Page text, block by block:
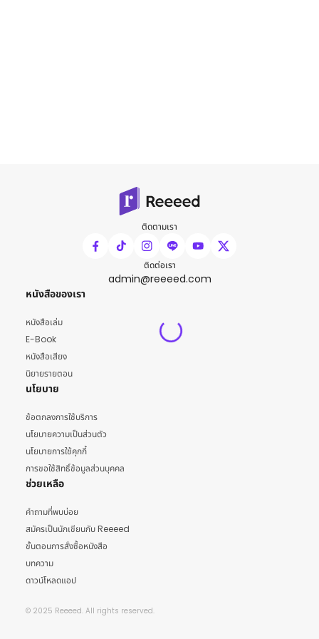
ติดตามเรา
ติดต่อเรา
admin@reeeed.com
หนังสือของเรา
หนังสือเล่ม
E-Book
หนังสือเสียง
นิยายรายตอน
นโยบาย
ข้อตกลงการใช้บริการ
นโยบายความเป็นส่วนตัว
นโยบายการใช้คุกกี้
การขอใช้สิทธิ์ข้อมูลส่วนบุคคล
ช่วยเหลือ
คำถามที่พบบ่อย
สมัครเป็นนักเขียนกับ Reeeed
ขั้นตอนการสั่งซื้อหนังสือ
บทความ
ดาวน์โหลดแอป
© 2025 Reeeed. All rights reserved.